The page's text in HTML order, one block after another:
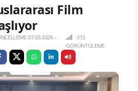
Film
-
313
GÖRÜNTÜLEME